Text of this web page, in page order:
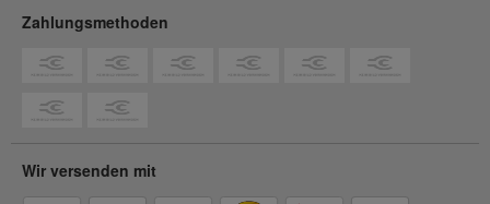
Zahlungsmethoden
Wir versenden mit